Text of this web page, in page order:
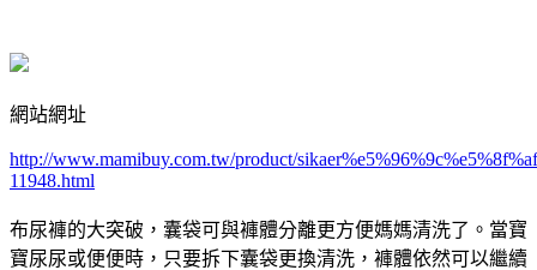
網站網址
http://www.mamibuy.com.tw/product/
11948.html
布尿褲的大突破，囊袋可與褲體分離更方便媽媽清洗了。當寶
寶尿尿或便便時，只要拆下囊袋更換清洗，褲體依然可以繼續